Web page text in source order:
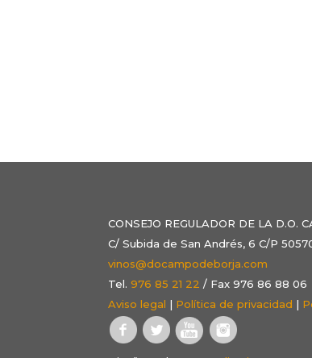
CONSEJO REGULADOR DE LA D.O.
C/ Subida de San Andrés, 6 C/P
vinos@docampodeborja.com
Tel.976 85 21 22 / Fax 976 86 88 06
Aviso legal | Política de privacidad |